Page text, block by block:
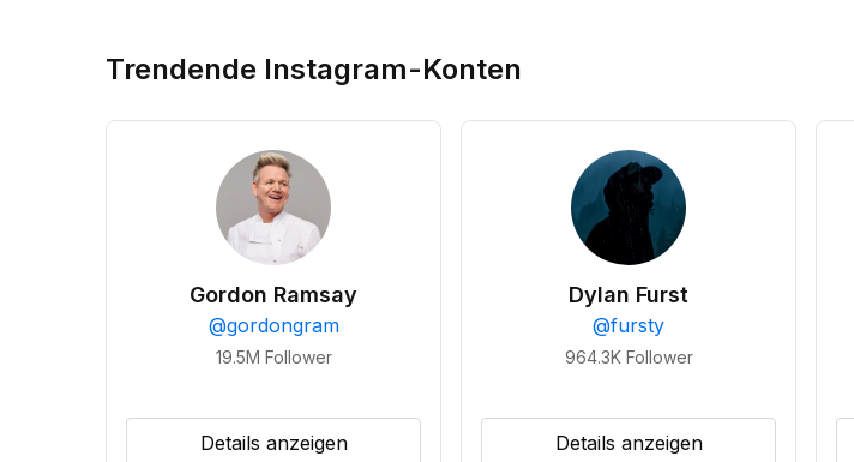
Trendende Instagram-Konten
Gordon Ramsay
@gordongram
19.5M Follower
Details anzeigen
Dylan Furst
@fursty
964.3K Follower
Details anzeigen